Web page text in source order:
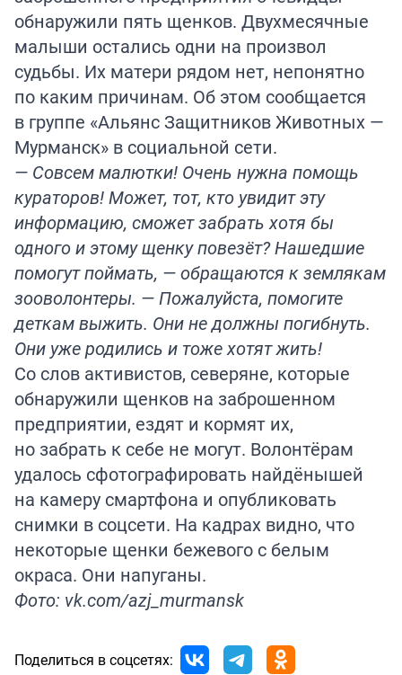
обнаружили пять щенков. Двухмесячные
малыши остались одни на произвол
судьбы. Их матери рядом нет, непонятно
по каким причинам. Об этом сообщается
в группе «Альянс Защитников Животных —
Мурманск» в социальной сети.
— Совсем малютки! Очень нужна помощь
кураторов! Может, тот, кто увидит эту
информацию, сможет забрать хотя бы
одного и этому щенку повезёт? Нашедшие
помогут поймать, — обращаются к землякам
зооволонтеры. — Пожалуйста, помогите
деткам выжить. Они не должны погибнуть.
Они уже родились и тоже хотят жить!
Со слов активистов, северяне, которые
обнаружили щенков на заброшенном
предприятии, ездят и кормят их,
но забрать к себе не могут. Волонтёрам
удалось сфотографировать найдёнышей
на камеру смартфона и опубликовать
снимки в соцсети. На кадрах видно, что
некоторые щенки бежевого с белым
окраса. Они напуганы.
Фото: vk.com/azj_murmansk
Поделиться в соцсетях: